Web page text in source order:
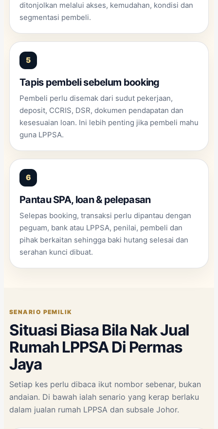
ditonjolkan melalui akses, kemudahan, kondisi dan
segmentasi pembeli.
Tapis pembeli sebelum booking
Pembeli perlu disemak dari sudut pekerjaan,
deposit, CCRIS, DSR, dokumen pendapatan dan
kesesuaian loan. Ini lebih penting jika pembeli mahu
guna LPPSA.
Pantau SPA, loan & pelepasan
Selepas booking, transaksi perlu dipantau dengan
peguam, bank atau LPPSA, penilai, pembeli dan
pihak berkaitan sehingga baki hutang selesai dan
serahan kunci dibuat.
SENARIO PEMILIK
Situasi Biasa Bila Nak Jual
Rumah LPPSA Di Permas
Jaya
Setiap kes perlu dibaca ikut nombor sebenar, bukan
andaian. Di bawah ialah senario yang kerap berlaku
dalam jualan rumah LPPSA dan subsale Johor.